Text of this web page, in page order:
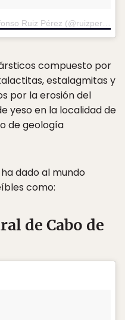
Una publicación compartida de Alfonso Ruiz Pérez (@ruizperezalfonso)
compuesto por
estalagmitas y
por la erosión del
yeso en la localidad de
de geología
dado al mundo
como:
de Cabo de